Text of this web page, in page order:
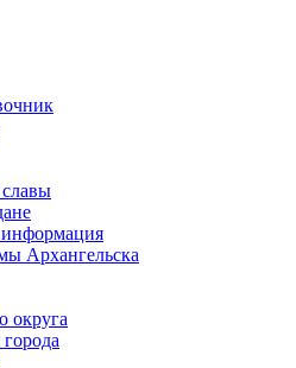
информация
Архангельска
округа